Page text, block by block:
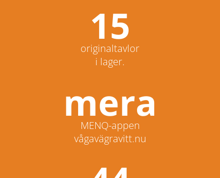
15
originaltavlor
i lager.
mera
MENQ-appen
vågavägravitt.nu